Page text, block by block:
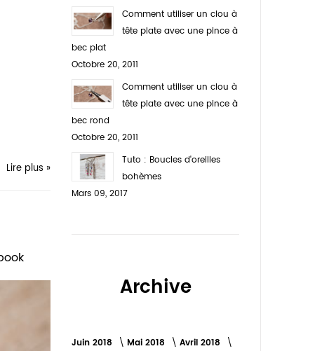
Lire plus »
Comment utiliser un clou à
tête plate avec une pince à
bec plat
Octobre 20, 2011
Comment utiliser un clou à
tête plate avec une pince à
bec rond
Octobre 20, 2011
Tuto : Boucles d'oreilles
bohèmes
Mars 09, 2017
Archive
Juin 2018 Mai 2018
Avril 2018